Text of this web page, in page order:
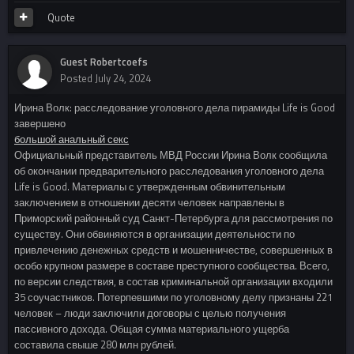
Quote
Guest Robertcoefs
Posted July 24, 2024
Ирина Волк: расследование уголовного дела пирамиды Life is Good
завершено
большой анальный секс
Официальный представитель МВД России Ирина Волк сообщила
об окончании предварительного расследования уголовного дела
Life is Good. Материалы с утвержденным обвинительным
заключением в отношении десяти человек направлены в
Приморский районный суд Санкт-Петербурга для рассмотрения по
существу. Они обвиняются в организации деятельности по
привлечению денежных средств и мошенничестве, совершенных в
особо крупном размере в составе преступного сообщества. Всего,
по версии следствия, в состав криминальной организации входили
35 соучастников. Потерпевшими по уголовному делу признаны 221
человек – люди заключили договоры с целью получения
пассивного дохода. Общая сумма материального ущерба
составила свыше 280 млн рублей.